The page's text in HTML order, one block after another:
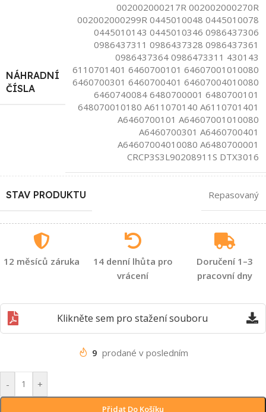
NÁHRADNÍ
ČÍSLA
002002000217R 002002000270R
002002000299R 0445010048 0445010078
0445010143 0445010346 0986437306
0986437311 0986437328 0986437361
0986437364 0986473311 430143
6110701401 6460700101 64607001010080
6460700301 6460700401 64607004010080
6460740084 6480700001 6480700101
648070010180 A611070140 A6110701401
A6460700101 A64607001010080
A6460700301 A6460700401
A64607004010080 A6480700001
CRCP3S3L90208911S DTX3016
STAV PRODUKTU Repasovaný
12 měsíců záruka
14 denní lhůta pro
vrácení
Doručení 1–3
pracovní dny
Klikněte sem pro stažení souboru
9 prodané v posledním
- +
Přidat Do Košíku